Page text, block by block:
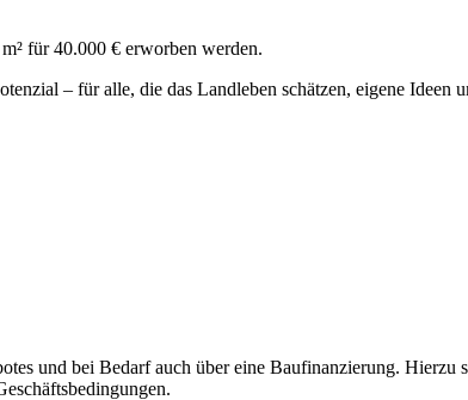
für 40.000 € erworben werden.
– für alle, die das Landleben schätzen, eigene Ideen
und bei Bedarf auch über eine Baufinanzierung.